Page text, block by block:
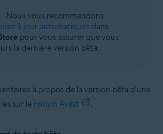
Nous vous recommandons
à jour automatiques dans
pour vous assurer que vous
la dernière version bêta.
à propos de la version bêta d'une
sur le Forum Avast .